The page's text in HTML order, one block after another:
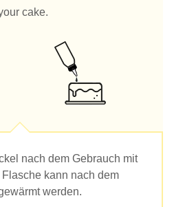
cake.
nach dem Gebrauch mit
kann nach dem
werden.